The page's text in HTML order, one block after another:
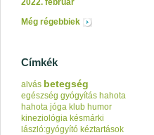
2022. február
Még régebbiek
Címkék
alvás betegség
egészség gyógyítás hahota
hahota jóga klub humor
kineziológia késmárki
lászló:gyógyító kéztartások